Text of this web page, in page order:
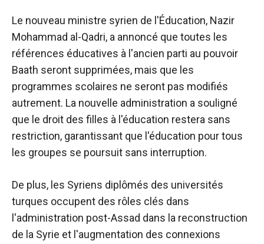
Le nouveau ministre syrien de l'Éducation, Nazir
Mohammad al-Qadri, a annoncé que toutes les
références éducatives à l'ancien parti au pouvoir
Baath seront supprimées, mais que les
programmes scolaires ne seront pas modifiés
autrement. La nouvelle administration a souligné
que le droit des filles à l'éducation restera sans
restriction, garantissant que l'éducation pour tous
les groupes se poursuit sans interruption.
De plus, les Syriens diplômés des universités
turques occupent des rôles clés dans
l'administration post-Assad dans la reconstruction
de la Syrie et l'augmentation des connexions